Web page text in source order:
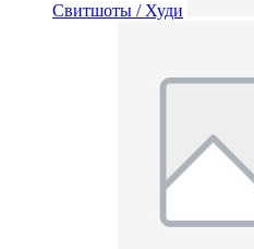
Свитшоты / Худи